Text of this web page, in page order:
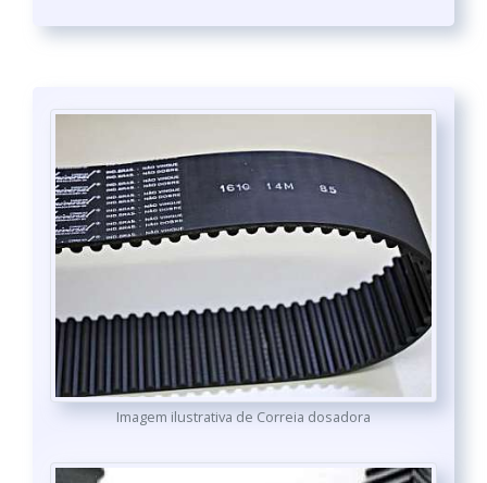
Imagem ilustrativa de Correia dosadora